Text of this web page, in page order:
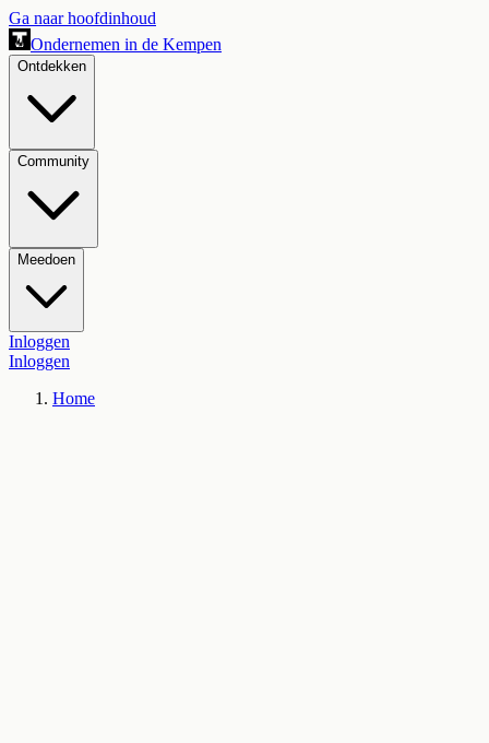
Ga naar hoofdinhoud
Ondernemen in de Kempen
Ontdekken
Community
Meedoen
Inloggen
Inloggen
Home